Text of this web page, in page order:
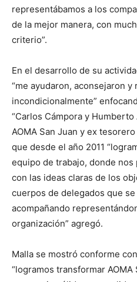
representábamos a los
de la mejor manera, con
criterio”.
En el desarrollo de su
“me ayudaron, aconsejaron y
incondicionalmente”
“Carlos Cámpora y
AOMA San Juan y ex
que desde el año 2011
equipo de trabajo, donde
con las ideas claras de los
cuerpos de delegados que
acompañando
organización” agregó.
Malla se mostró conforme
“logramos transformar